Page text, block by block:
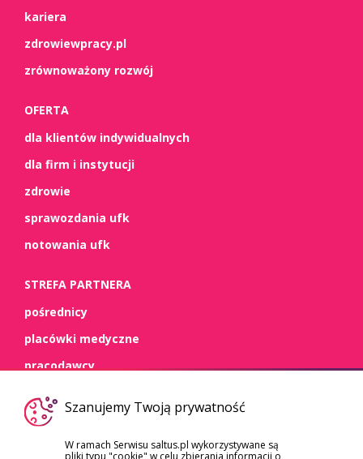
kariera
zdrowiewpracy.pl
zrównoważony rozwój
OFERTA
dla klientów indywidualnych
dla firm i instytucji
zdrowie
sprawozdania ufk
notowania ufk
STREFA PARTNERA
pośrednicy
placówki medyczne
pracodawcy
WSPARCIESzanujemy Twoją prywatność
W ramach Serwisu saltus.pl wykorzystywane są
pliki typu "cookie" w celu zbierania informacji o